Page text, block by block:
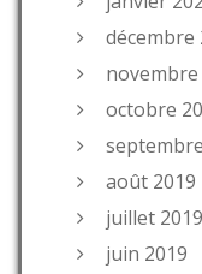
décembre
novembre
octobre
août 2019
juillet 2019
juin 2019